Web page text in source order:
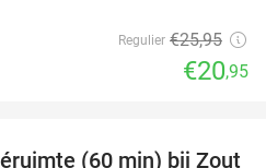
Regulier €25,95
€20,95
(60 min) bij Zout